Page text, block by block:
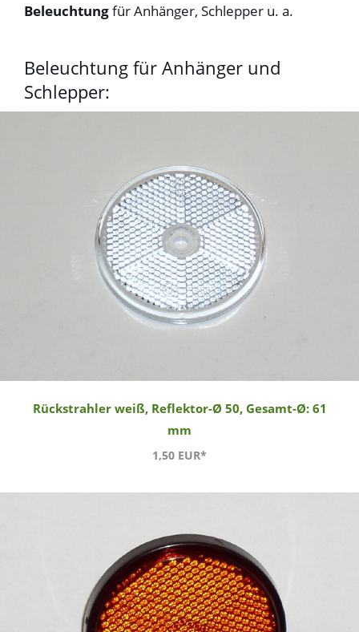
Beleuchtungfür Anhänger, Schlepper u. a.
Beleuchtung für Anhänger und
Schlepper:
Rückstrahler weiß, Reflektor-Ø 50, Gesamt-Ø: 61
mm
1,50 EUR*